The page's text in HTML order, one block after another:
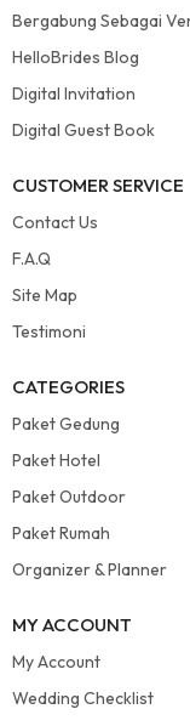
Bergabung Sebagai
HelloBrides Blog
Digital Invitation
Digital Guest Book
CUSTOMER SERVICE
Contact Us
F.A.Q
Site Map
Testimoni
CATEGORIES
Paket Gedung
Paket Hotel
Paket Outdoor
Paket Rumah
Organizer & Planner
MY ACCOUNT
My Account
Wedding Checklist